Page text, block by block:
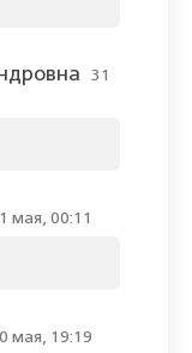
31
мая, 00:11
мая, 19:19